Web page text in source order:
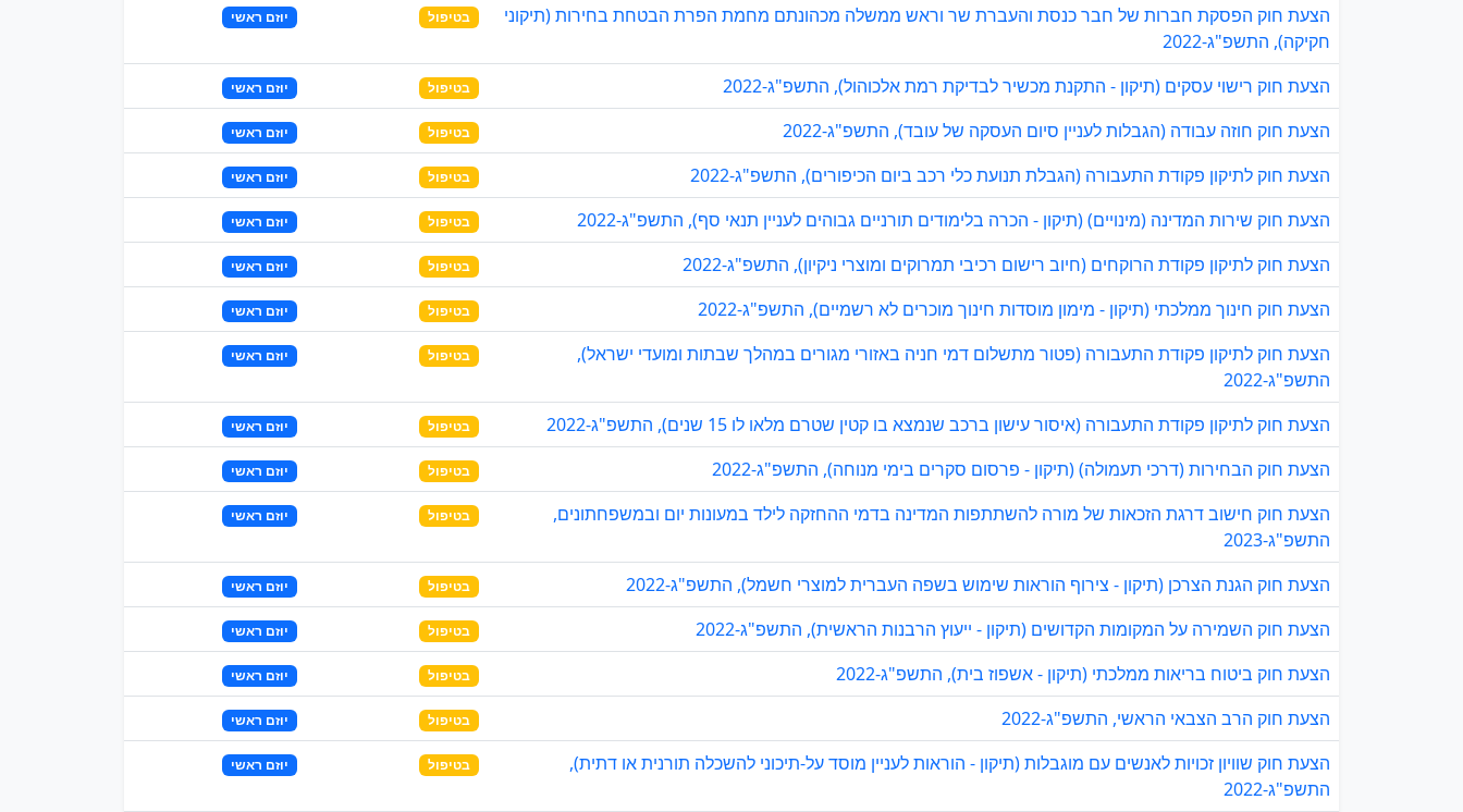
הצעת חוק הפסקת חברות של חבר כנסת והעברת שר וראש ממשלה מכהונתם מחמת הפרת הבטחת בחירות (תיקוני
חקיקה), התשפ"ג-2022
בטיפול יוזם ראשי
הצעת חוק רישוי עסקים (תיקון - התקנת מכשיר לבדיקת רמת אלכוהול), התשפ"ג-2022 בטיפול יוזם ראשי
הצעת חוק חוזה עבודה (הגבלות לעניין סיום העסקה של עובד), התשפ"ג-2022 בטיפול יוזם ראשי
הצעת חוק לתיקון פקודת התעבורה (הגבלת תנועת כלי רכב ביום הכיפורים), התשפ"ג-2022 בטיפול יוזם ראשי
הצעת חוק שירות המדינה (מינויים) (תיקון - הכרה בלימודים תורניים גבוהים לעניין תנאי סף), התשפ"ג-2022 בטיפול יוזם ראשי
הצעת חוק לתיקון פקודת הרוקחים (חיוב רישום רכיבי תמרוקים ומוצרי ניקיון), התשפ"ג-2022 בטיפול יוזם ראשי
הצעת חוק חינוך ממלכתי (תיקון - מימון מוסדות חינוך מוכרים לא רשמיים), התשפ"ג-2022 בטיפול יוזם ראשי
הצעת חוק לתיקון פקודת התעבורה (פטור מתשלום דמי חניה באזורי מגורים במהלך שבתות ומועדי ישראל),
התשפ"ג-2022
בטיפול יוזם ראשי
הצעת חוק לתיקון פקודת התעבורה (איסור עישון ברכב שנמצא בו קטין שטרם מלאו לו 15 שנים), התשפ"ג-2022 בטיפול יוזם ראשי
הצעת חוק הבחירות (דרכי תעמולה) (תיקון - פרסום סקרים בימי מנוחה), התשפ"ג-2022 בטיפול יוזם ראשי
הצעת חוק חישוב דרגת הזכאות של מורה להשתתפות המדינה בדמי ההחזקה לילד במעונות יום ובמשפחתונים,
התשפ"ג-2023
בטיפול יוזם ראשי
הצעת חוק הגנת הצרכן (תיקון - צירוף הוראות שימוש בשפה העברית למוצרי חשמל), התשפ"ג-2022 בטיפול יוזם ראשי
הצעת חוק השמירה על המקומות הקדושים (תיקון - ייעוץ הרבנות הראשית), התשפ"ג-2022 בטיפול יוזם ראשי
הצעת חוק ביטוח בריאות ממלכתי (תיקון - אשפוז בית), התשפ"ג-2022 בטיפול יוזם ראשי
הצעת חוק הרב הצבאי הראשי, התשפ"ג-2022 בטיפול יוזם ראשי
הצעת חוק שוויון זכויות לאנשים עם מוגבלות (תיקון - הוראות לעניין מוסד על-תיכוני להשכלה תורנית או דתית),
התשפ"ג-2022
בטיפול יוזם ראשי